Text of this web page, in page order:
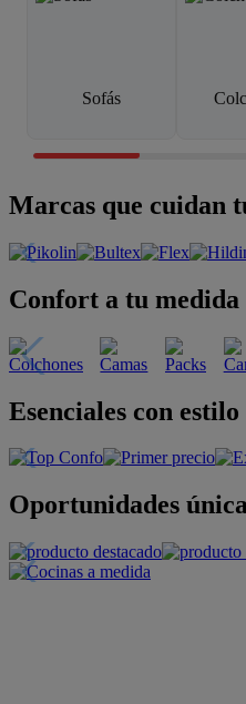
Sofás
Marcas que cuidan
Confort a tu medida
Esenciales con estilo
Oportunidades